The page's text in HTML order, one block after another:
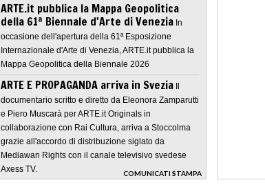
ARTE.it pubblica la Mappa Geopolitica
della 61ª Biennale d'Arte di Venezia In
occasione dell'apertura della 61ª Esposizione
Internazionale d'Arte di Venezia, ARTE.it pubblica la
Mappa Geopolitica della Biennale 2026
ARTE E PROPAGANDA arriva in Svezia
documentario scritto e diretto da Eleonora Zamparutti
e Piero Muscarà per ARTE.it Originals in
collaborazione con Rai Cultura, arriva a Stoccolma
grazie all'accordo di distribuzione siglato da
Mediawan Rights con il canale televisivo svedese
Axess TV.
COMUNICATI STAMPA
>